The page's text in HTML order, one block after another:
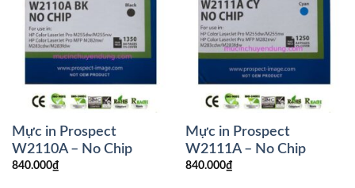
Mực in Prospect
W2110A – No Chip
840.000₫
Mực in Prospect
W2111A – No Chip
840.000₫